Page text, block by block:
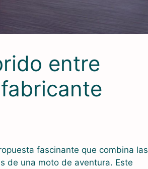
entre
fascinante que combina las
de una moto de aventura. Este